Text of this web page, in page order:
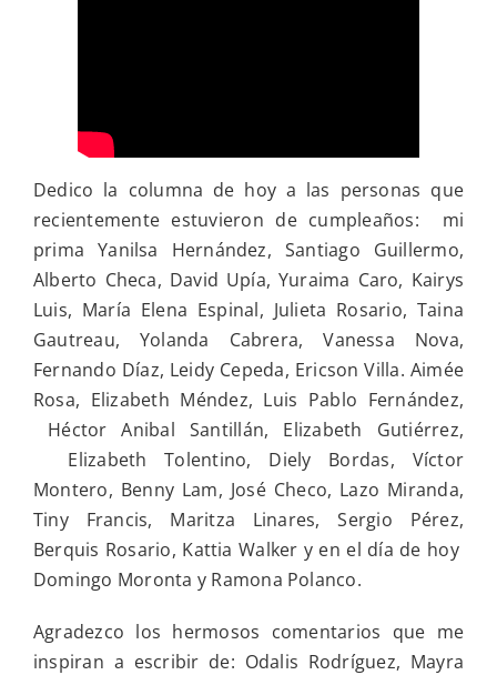
Dedico la columna de hoy a las personas que
recientemente estuvieron de cumpleaños: mi
prima Yanilsa Hernández, Santiago Guillermo,
Alberto Checa, David Upía, Yuraima Caro, Kairys
Luis, María Elena Espinal, Julieta Rosario, Taina
Gautreau, Yolanda Cabrera, Vanessa Nova,
Fernando Díaz, Leidy Cepeda, Ericson Villa. Aimée
Rosa, Elizabeth Méndez, Luis Pablo Fernández,
Héctor Anibal Santillán, Elizabeth Gutiérrez,
Elizabeth Tolentino, Diely Bordas, Víctor
Montero, Benny Lam, José Checo, Lazo Miranda,
Tiny Francis, Maritza Linares, Sergio Pérez,
Berquis Rosario, Kattia Walker y en el día de hoy
Domingo Moronta y Ramona Polanco.
Agradezco los hermosos comentarios que me
inspiran a escribir de: Odalis Rodríguez, Mayra